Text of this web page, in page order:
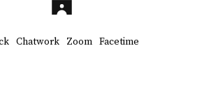
Chatwork Zoom Facetime